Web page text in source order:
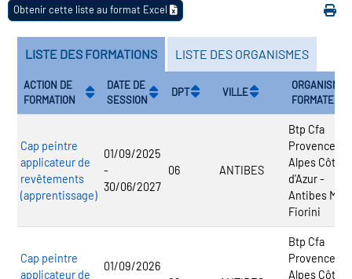
Obtenir cette liste au format Excel
LISTE DES FORMATIONS LISTE DES ORGANISMES
ACTION DE
FORMATION
DATE DE
SESSION
DPT VILLE
ORGANISME
FORMATEUR
Cap peintre
applicateur de
revêtements
(apprentissage)
01/09/2025
-
30/06/2027
06 ANTIBES
Btp Cfa
Provence
Alpes Côte
d'Azur -
Antibes Max
Fiorini
Cap peintre
applicateur de
01/09/2026
Btp Cfa
Provence
Alpes Côte